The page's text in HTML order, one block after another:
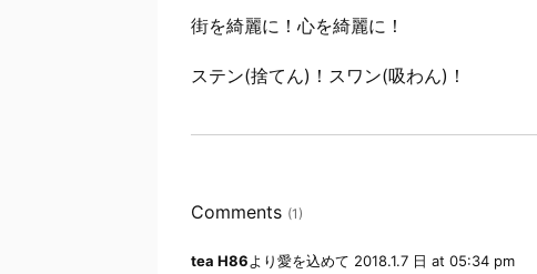
街を綺麗に！心を綺麗に！
ステン(捨てん)！スワン(吸わん)！
Comments (1)
tea H86より愛を込めて 2018.1.7 日 at 05:34 pm